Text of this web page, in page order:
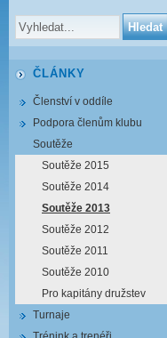
ČLÁNKY
Členství v oddíle
Podpora členům klubu
Soutěže
Soutěže 2015
Soutěže 2014
Soutěže 2013
Soutěže 2012
Soutěže 2011
Soutěže 2010
Pro kapitány družstev
Turnaje